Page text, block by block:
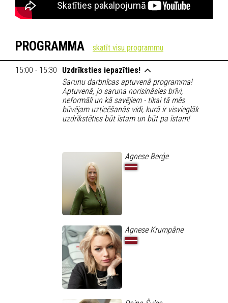
PROGRAMMA
15:00 - 15:30
Uzdrīksties iepazīties!
Sarunu darbnīcas aptuvenā programma!
Aptuvenā, jo saruna norisināsies brīvi,
neformāli un kā savējiem - tikai tā mēs
būvējam uzticēšanās vidi, kurā ir visvieglāk
uzdrīkstēties būt īstam un būt pa īstam!
Agnese Berģe
Agnese Krumpāne